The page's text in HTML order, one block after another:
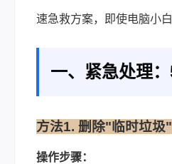
速急救方案，即使电脑小
一、紧急处理
方法1. 删除"临时垃圾
操作步骤：